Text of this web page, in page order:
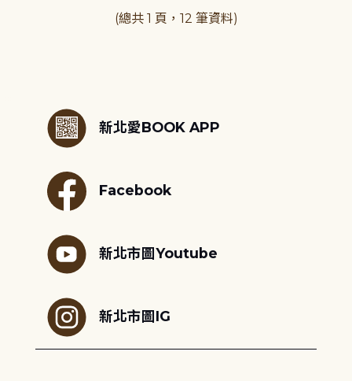
(總共 1 頁，12 筆資料)
新北愛BOOK APP
Facebook
新北市圖Youtube
新北市圖IG